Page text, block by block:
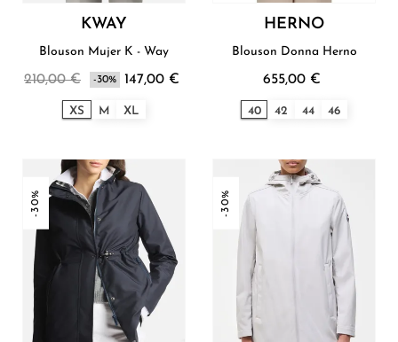
KWAY
Blouson Mujer K - Way
210,00 € -30% 147,00 €
XS M XL
HERNO
Blouson Donna Herno
655,00 €
40 42 44 46
-30% -30%